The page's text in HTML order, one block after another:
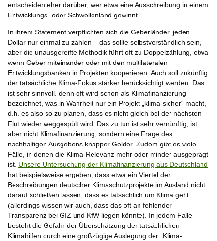
entscheiden eher darüber, wer etwa eine Ausschreibung in einem
Entwicklungs- oder Schwellenland gewinnt.
In ihrem Statement verpflichten sich die Geberländer, jeden
Dollar nur einmal zu zählen – das sollte selbstverständlich sein,
aber die unausgereifte Methodik führt oft zu Doppelzählung, etwa
wenn Geber miteinander oder mit den multilateralen
Entwicklungsbanken in Projekten kooperieren. Auch soll zukünftig
der tatsächliche Klima-Fokus stärker berücksichtigt werden. Das
ist sehr sinnvoll, denn oft wird schon als Klimafinanzierung
bezeichnet, was in Wahrheit nur ein Projekt „klima-sicher“ macht,
d.h. es also so zu planen, dass es nicht gleich bei der nächsten
Flut wieder weggespült wird. Das zu tun ist sehr vernünftig, ist
aber nicht Klimafinanzierung, sondern eine Frage des
nachhaltigen Ausgebens knapper Gelder. Zudem gibt es viele
Fälle, in denen die Klima-Relevanz mehr oder minder ausgeprägt
ist. Unsere Untersuchung der Klimafinanzierung aus Deutschland
hat beispielsweise ergeben, dass etwa ein Viertel der
Beschreibungen deutscher Klimaschutzprojekte im Ausland nicht
darauf schließen lassen, dass es tatsächlich um Klima geht
(allerdings wissen wir auch, dass das oft an fehlender
Transparenz bei GIZ und KfW liegen könnte). In jedem Falle
besteht die Gefahr der Überschätzung der tatsächlichen
Klimahilfen durch eine großzügige Auslegung der „Klima-